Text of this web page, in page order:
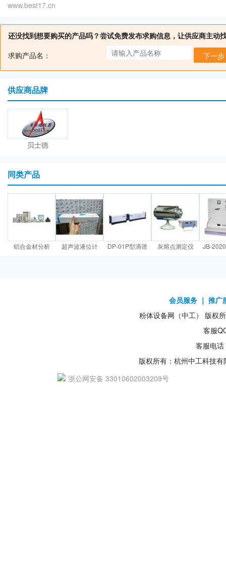
www.best17.cn
还没找到想要购买的产品吗？尝试免费发布求购信息，让供应商主动
求购产品名：
下一步
供应商品牌
贝士德
同类产品
铝合金材分析 超声波液位计 DP-01P型滴谱 灰熔点测定仪 JB-
会员服务 ｜ 推广
粉体设备网（中工） 版权
客服
客服电
版权所有：杭州中工科技
浙公网安备 33010602003209号